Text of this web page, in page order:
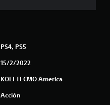
PS4, PS5
15/2/2022
KOEI TECMO America
Acción